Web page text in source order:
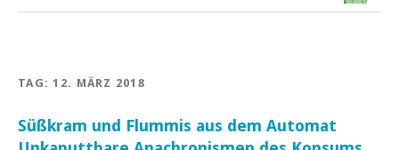
TAG:12. MÄRZ 2018
Süßkram und Flummis aus dem Automat